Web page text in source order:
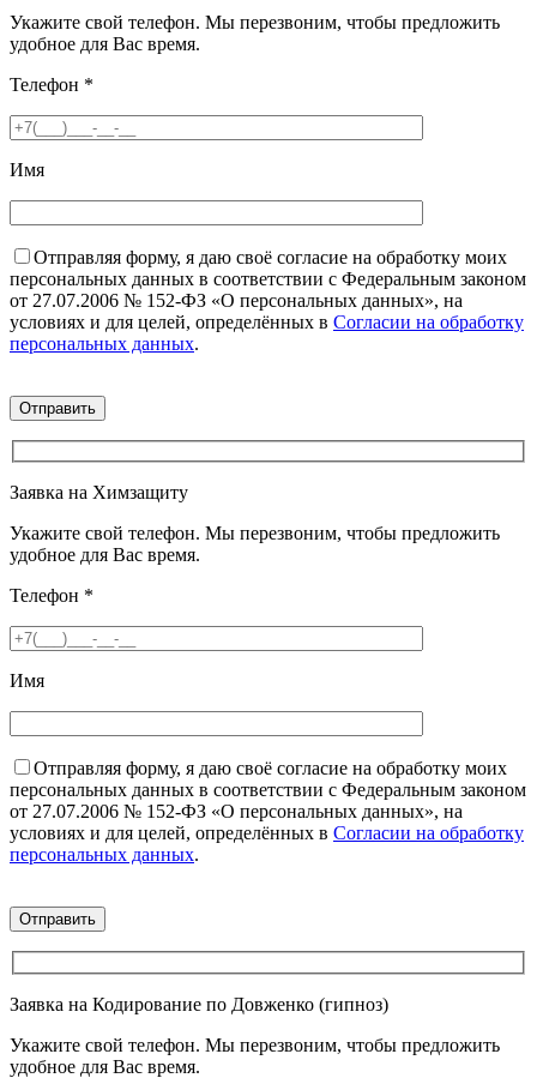
Укажите свой телефон. Мы перезвоним, чтобы предложить
удобное для Вас время.
Телефон *
Имя
Отправляя форму, я даю своё согласие на обработку моих
персональных данных в соответствии с Федеральным законом
от 27.07.2006 № 152-ФЗ «О персональных данных», на
условиях и для целей, определённых в Согласии на обработку
персональных данных.
Заявка на Химзащиту
Укажите свой телефон. Мы перезвоним, чтобы предложить
удобное для Вас время.
Телефон *
Имя
Отправляя форму, я даю своё согласие на обработку моих
персональных данных в соответствии с Федеральным законом
от 27.07.2006 № 152-ФЗ «О персональных данных», на
условиях и для целей, определённых в Согласии на обработку
персональных данных.
Заявка на Кодирование по Довженко (гипноз)
Укажите свой телефон. Мы перезвоним, чтобы предложить
удобное для Вас время.